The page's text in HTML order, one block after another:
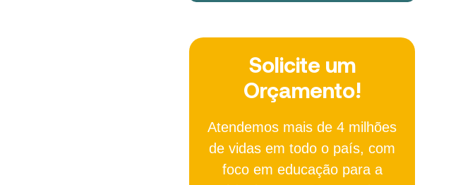
Solicite um
Orçamento!
Atendemos mais de 4 milhões
de vidas em todo o país, com
foco em educação para a